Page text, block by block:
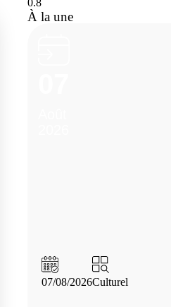
À la une
07/08/2026Culturel